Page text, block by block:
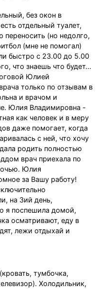
без окон в
отдельный туалет,
переносить (но недолго,
(мне не помогал)
быстро с 23.00 до 5.00
что знаешь что будет...
Юлией
только по отзывам в
и врачом и
Юлия Владимировна -
как человек и в меру
даже помогает, когда
с ней, что хочу
родить полностью
врач приехала по
Юлия
за Вашу работу!
на 3ий день,
я поспешила домой,
осматривают, еду в
лежи отдыхай и
тумбочка,
Холодильник,